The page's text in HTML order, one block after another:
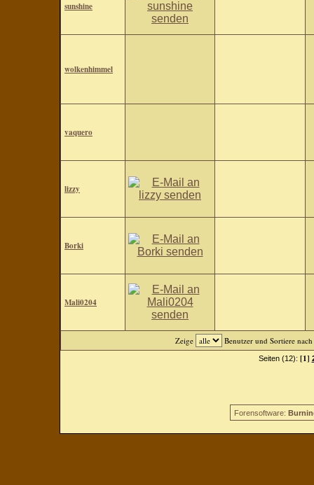
sunshine
wolkenhimmel
vaquero
lizzy
Borki
Mali0204
Zeige Benutzer und Sortiere nach
Seiten (12): [1]
Forensoftware: